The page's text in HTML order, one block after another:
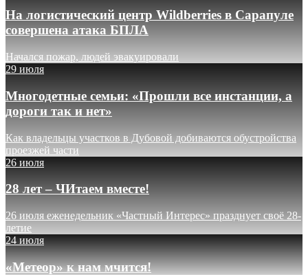
На логистический центр Wildberries в Сарапуле
совершена атака БПЛА
Начался пожар, людей эвакуировали
29 июля
Многодетные семьи: «Прошли все инстанции, а
дороги так и нет»
Как владельцы участков в Дубовой добиваются обустройства
проезжей части
26 июля
28 лет – ЧИтаем вместе!
26 июля еженедельник «Частный Интерес» празднует своё 28-
летие
24 июля
«Метеор» к нам мчится!